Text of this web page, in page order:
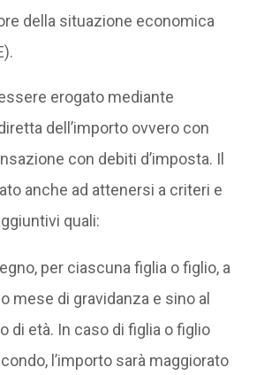
della situazione economica
erogato mediante
dell’importo ovvero con
con debiti d’imposta. Il
anche ad attenersi a criteri e
quali:
per ciascuna figlia o figlio, a
mese di gravidanza e sino al
di età. In caso di figlia o figlio
l’importo sarà maggiorato